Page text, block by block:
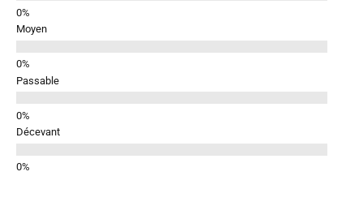
Moyen
Passable
Décevant